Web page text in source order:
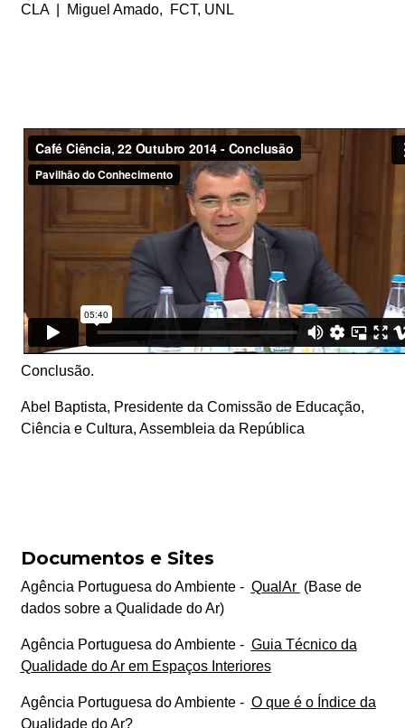
CLA | Miguel Amado, FCT, UNL
Conclusão.
Abel Baptista, Presidente da Comissão de Educação,
Ciência e Cultura, Assembleia da República
Documentos e Sites
Agência Portuguesa do Ambiente - QualAr (Base de
dados sobre a Qualidade do Ar)
Agência Portuguesa do Ambiente - Guia Técnico da
Qualidade do Ar em Espaços Interiores
Agência Portuguesa do Ambiente - O que é o Índice da
Qualidade do Ar?